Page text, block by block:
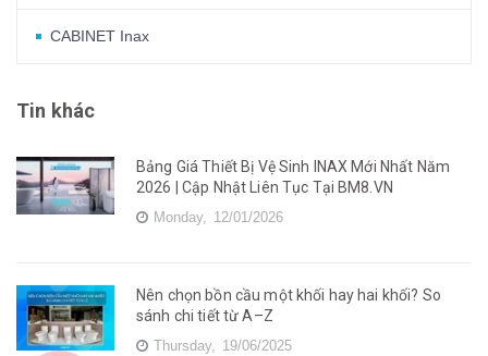
CABINET Inax
Tin khác
Bảng Giá Thiết Bị Vệ Sinh INAX Mới Nhất Năm
2026 | Cập Nhật Liên Tục Tại BM8.VN
Monday, 12/01/2026
Nên chọn bồn cầu một khối hay hai khối? So
sánh chi tiết từ A–Z
Thursday, 19/06/2025